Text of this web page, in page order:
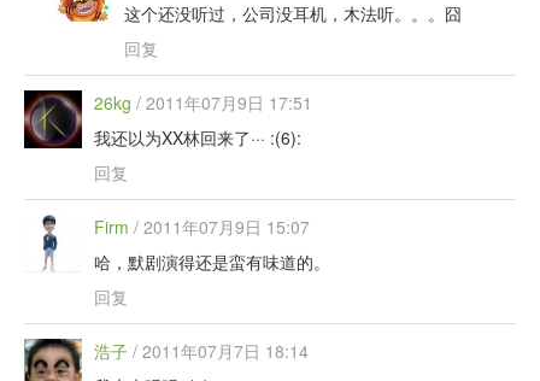
这个还没听过，公司没耳机，木法听。。。囧
回复
26kg / 2011年07月9日 17:51
我还以为XX林回来了··· :(6):
回复
Firm / 2011年07月9日 15:07
哈，默剧演得还是蛮有味道的。
回复
浩子 / 2011年07月7日 18:14